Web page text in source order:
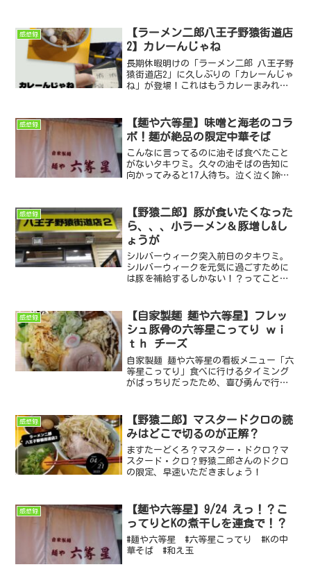
感想録
【ラーメン二郎八王子野猿街道店
2】カレーんじゃね
長期休暇明けの「ラーメン二郎 八王子野
猿街道店2」に久しぶりの「カレーんじゃ
ね」が登場！これはもうカレーまみれに
感想録
【麺や六等星】味噌と海老のコラ
ボ！麺が絶品の限定中華そば
こんなに言ってるのに油そば食べたこと
がないタキワミ。久々の油そばの告知に
向かってみると17人待ち。泣く泣く諦め
感想録
【野猿二郎】豚が食いたくなった
ら、、、小ラーメン＆豚増し&し
ょうが
シルバーウィーク突入前日のタキワミ。
シルバーウィークを元気に過ごすために
は豚を補給するしかない！？ってことで
感想録
【自家製麺 麺や六等星】フレッ
シュ豚骨の六等星こってり ｗｉ
ｔｈ チーズ
自家製麺 麺や六等星の看板メニュー「六
等星こってり」食べに行けるタイミング
がばっちりだったため、喜び勇んで行っ
感想録
【野猿二郎】マスタードクロの読
みはどこで切るのが正解？
ますたーどくろ？マスター・ドクロ？マ
スタード・クロ？野猿二郎さんのドクロ
の限定、早速いただきましょう！
感想録
【麺や六等星】9/24 えっ！？こ
ってりとKの煮干しを連食で！？
#麺や六等星 #六等星こってり #Kの中
華そば #和え玉